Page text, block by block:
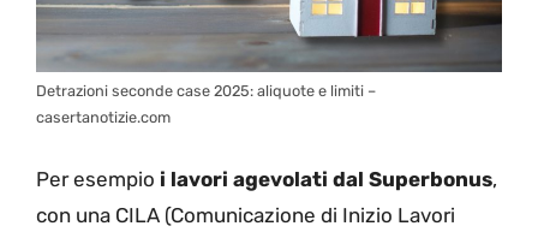
Detrazioni seconde case 2025: aliquote e limiti –
casertanotizie.com
Per esempio i lavori agevolati dal Superbonus,
con una CILA (Comunicazione di Inizio Lavori